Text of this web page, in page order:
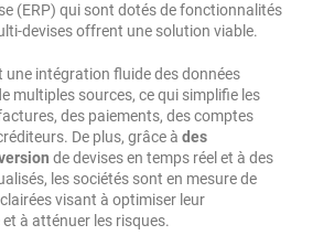
(ERP) qui sont dotés de fonctionnalités
devises offrent une solution viable.
une intégration fluide des données
multiples sources, ce qui simplifie les
des paiements, des comptes
De plus, grâce à des
de devises en temps réel et à des
les sociétés sont en mesure de
visant à optimiser leur
à atténuer les risques.